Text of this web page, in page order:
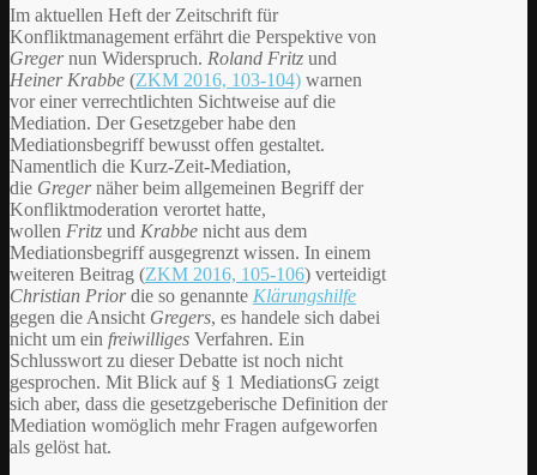
Im aktuellen Heft der Zeitschrift für
Konfliktmanagement erfährt die Perspektive von
Gregernun Widerspruch. Roland Fritz und
Heiner Krabbe (ZKM 2016, 103-104) warnen
vor einer verrechtlichten Sichtweise auf die
Mediation. Der Gesetzgeber habe den
Mediationsbegriff bewusst offen gestaltet.
Namentlich die Kurz-Zeit-Mediation,
die Gregernäher beim allgemeinen Begriff der
Konfliktmoderation verortet hatte,
wollen Fritz und Krabbe nicht aus dem
Mediationsbegriff ausgegrenzt wissen. In einem
weiteren Beitrag (ZKM 2016, 105-106) verteidigt
Christian Priordie so genannte Klärungshilfe
gegen die Ansicht Gregers, es handele sich dabei
nicht um ein freiwilliges Verfahren. Ein
Schlusswort zu dieser Debatte ist noch nicht
gesprochen. Mit Blick auf § 1 MediationsG zeigt
sich aber, dass die gesetzgeberische Definition der
Mediation womöglich mehr Fragen aufgeworfen
als gelöst hat.